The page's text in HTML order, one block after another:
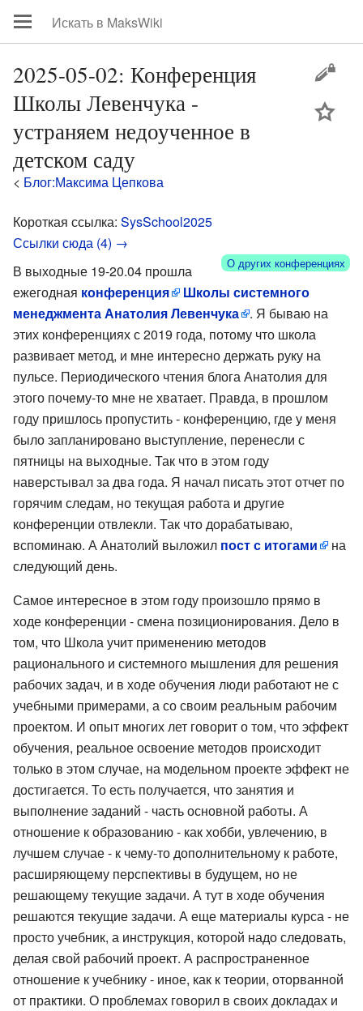
2025-05-02: Конференция
Школы Левенчука -
устраняем недоученное в
детском саду
< Блог:Максима Цепкова
Короткая ссылка: SysSchool2025
Ссылки сюда (4) →
О других конференциях
В выходные 19-20.04 прошла
ежегодная конференция
Школы системного
менеджмента Анатолия Левенчука
. Я бываю на
этих конференциях с 2019 года, потому что школа
развивает метод, и мне интересно держать руку на
пульсе. Периодического чтения блога Анатолия для
этого почему-то мне не хватает. Правда, в прошлом
году пришлось пропустить - конференцию, где у меня
было запланировано выступление, перенесли с
пятницы на выходные. Так что в этом году
наверстывал за два года. Я начал писать этот отчет по
горячим следам, но текущая работа и другие
конференции отвлекли. Так что дорабатываю,
вспоминаю. А Анатолий выложил пост с итогами
на
следующий день.
Самое интересное в этом году произошло прямо в
ходе конференции - смена позиционирования. Дело в
том, что Школа учит применению методов
рационального и системного мышления для решения
рабочих задач, и в ходе обучения люди работают не с
учебными примерами, а со своим реальным рабочим
проектом. И опыт многих лет говорит о том, что эффект
обучения, реальное освоение методов происходит
только в этом случае, на модельном проекте эффект не
достигается. То есть получается, что занятия и
выполнение заданий - часть основной работы. А
отношение к образованию - как хобби, увлечению, в
лучшем случае - к чему-то дополнительному к работе,
расширяющему перспективы в будущем, но не
решающему текущие задачи. А тут в ходе обучения
решаются текущие задачи. А еще материалы курса - не
просто учебник, а инструкция, которой надо следовать,
делая свой рабочий проект. А распространенное
отношение к учебнику - иное, как к теории, оторванной
от практики. О проблемах говорил в своих докладах и